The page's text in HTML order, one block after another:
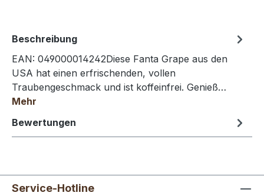
Beschreibung
EAN: 049000014242Diese Fanta Grape aus den
USA hat einen erfrischenden, vollen
Traubengeschmack und ist koffeinfrei. Genieß…
Mehr
Bewertungen
Service-Hotline